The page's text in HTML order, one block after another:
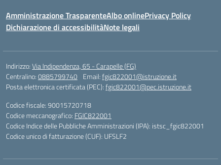
Amministrazione TrasparenteAlbo onlinePrivacy Policy
Dichiarazione di accessibilitàNote legali
Indirizzo:Via Indipendenza, 65 - Carapelle (FG)
Centralino:0885799740 Email:fgic822001@istruzione.it
Posta elettronica certificata (PEC):fgic822001@pec.istruzione.it
Codice fiscale: 90015720718
Codice meccanografico: FGIC822001
Codice Indice delle Pubbliche Amministrazioni (IPA): istsc_fgic822001
Codice unico di fatturazione (CUF): UFSLF2